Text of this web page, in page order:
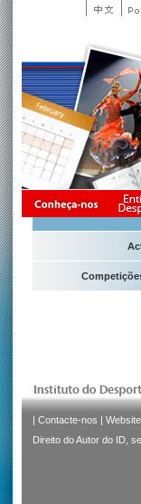
| Contacte-nos |
Direito do Autor do ID,